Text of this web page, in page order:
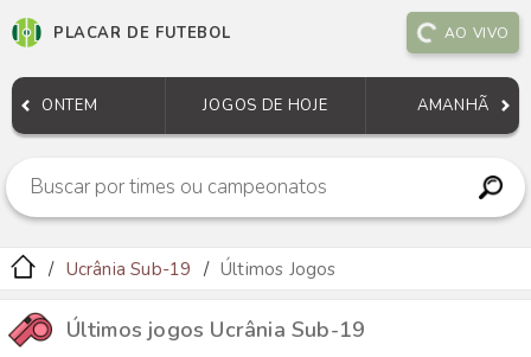
PLACAR DE FUTEBOL AO VIVO
ONTEM JOGOS DE HOJE AMANHÃ
Ucrânia Sub-19 Últimos Jogos
Últimos jogos Ucrânia Sub-19